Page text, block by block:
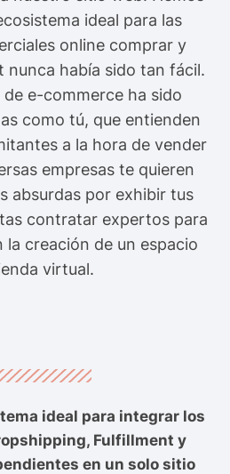
ideal para las
online comprar y
había sido tan fácil.
e-commerce ha sido
como tú, que entienden
a la hora de vender
empresas te quieren
absurdas por exhibir tus
contratar expertos para
la creación de un espacio
virtual.
ideal para integrar los
Fulfillment y
en un solo sitio